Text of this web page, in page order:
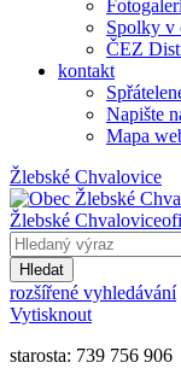
Spolky v
ČEZ
kontakt
Napište
Mapa
Žlebské Chvalovice
Žlebské Chvalovice
Hledat
rozšířené vyhledávání
Vytisknout
starosta: 739 756 906